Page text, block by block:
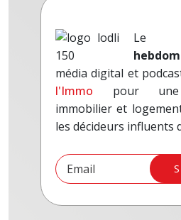
média digital et
l'Immo pour une
immobilier et
les décideurs influents